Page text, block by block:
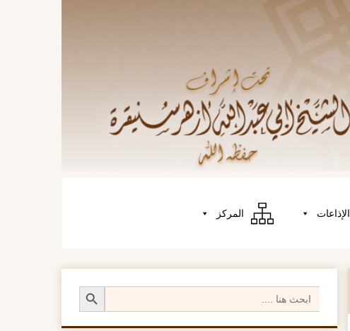
الإذاعات المركز
Search
for:
Search Button